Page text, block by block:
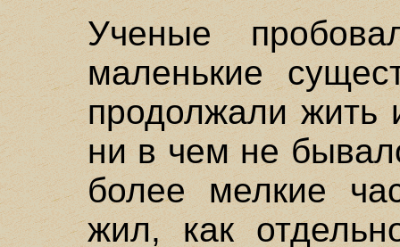
Ученые
маленькие
продолжали жить
ни в чем не
более мелкие
жил, как